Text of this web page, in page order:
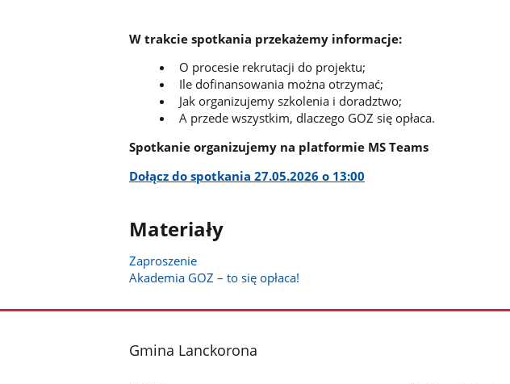
W trakcie spotkania przekażemy informacje:
O procesie rekrutacji do projektu;
Ile dofinansowania można otrzymać;
Jak organizujemy szkolenia i doradztwo;
A przede wszystkim, dlaczego GOZ się opłaca.
Spotkanie organizujemy na platformie MS Teams
Dołącz do spotkania 27.05.2026 o 13:00
Materiały
Zaproszenie
Akademia GOZ – to się opłaca!
stopka
Gmina Lanckorona